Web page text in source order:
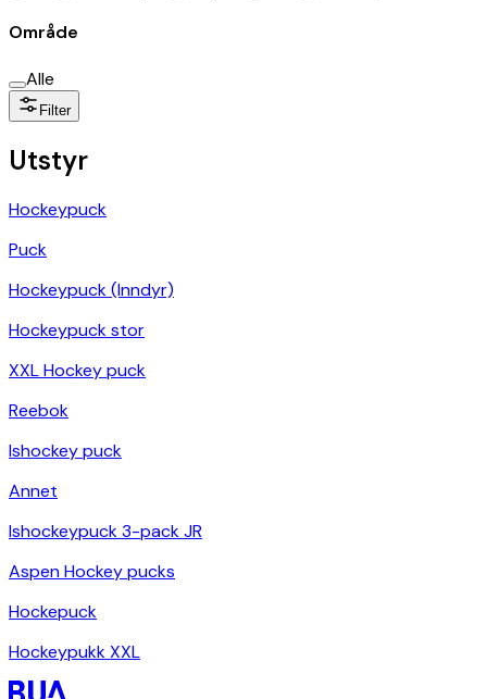
Område
Alle
Filter
Utstyr
Hockeypuck
Puck
Hockeypuck (Inndyr)
Hockeypuck stor
XXL Hockey puck
Reebok
Ishockey puck
Annet
Ishockeypuck 3-pack JR
Aspen Hockey pucks
Hockepuck
Hockeypukk XXL